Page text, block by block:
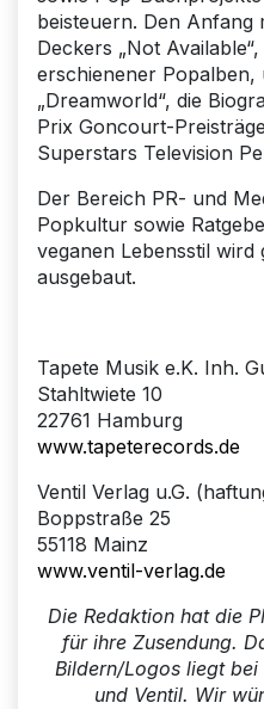
beisteuern. Den Anfang
Deckers „Not
erschienener Popalben,
„Dreamworld“, die
Prix Goncourt-
Superstars Television
Der Bereich PR- und
Popkultur sowie
veganen Lebensstil wird
ausgebaut.
Tapete Musik e.K. Inh.
Stahltwiete 10
22761 Hamburg
www.tapeterecords.de
Ventil Verlag u.G.
Boppstraße 25
55118 Mainz
www.ventil-verlag.de
Die Redaktion hat die
für ihre Zusendung.
Bildern/Logos liegt bei
und Ventil. Wir